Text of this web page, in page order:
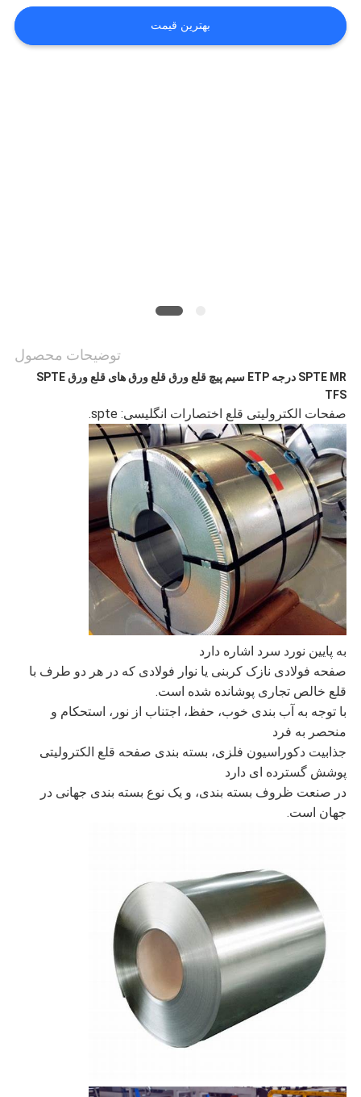
بگیرید
سیاست
حفظ
حریم
خصوصی
بهترین قیمت
توضیحات محصول
SPTE MR درجه ETP سیم پیچ قلع ورق قلع ورق های قلع ورق SPTE
TFS
صفحات الکترولیتی قلع اختصارات انگلیسی: spte.
به پایین نورد سرد اشاره دارد
صفحه فولادی نازک کربنی یا نوار فولادی که در هر دو طرف با
قلع خالص تجاری پوشانده شده است.
با توجه به آب بندی خوب، حفظ، اجتناب از نور، استحکام و
منحصر به فرد
جذابیت دکوراسیون فلزی، بسته بندی صفحه قلع الکترولیتی
پوشش گسترده ای دارد
در صنعت ظروف بسته بندی، و یک نوع بسته بندی جهانی در
جهان است.